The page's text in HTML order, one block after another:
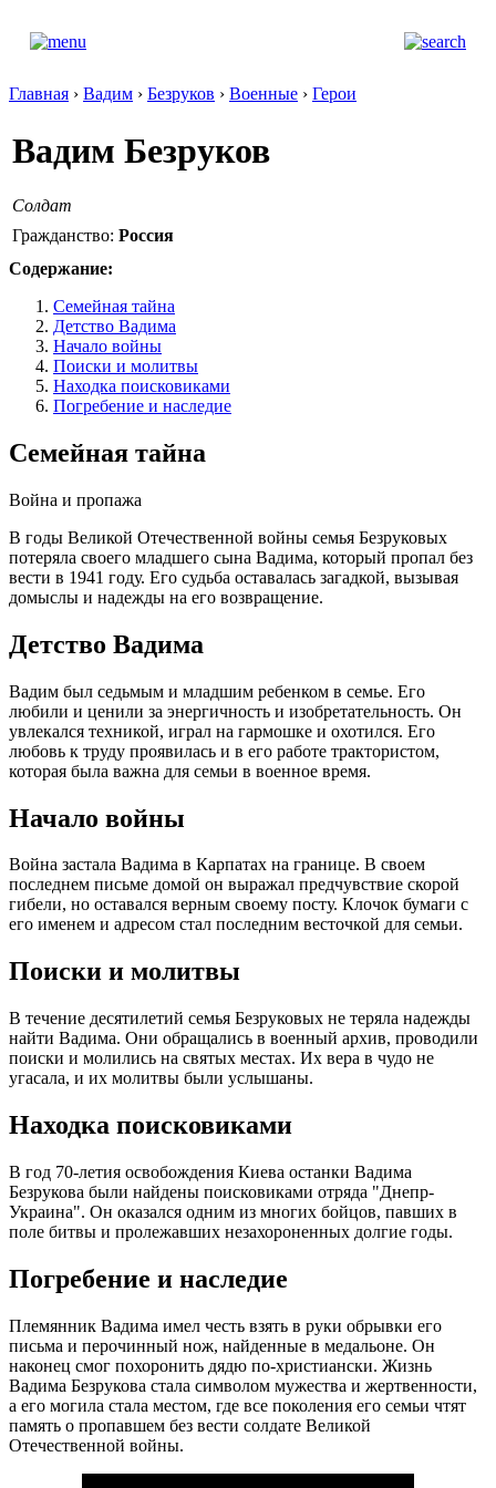
Главная › Вадим › Безруков › Военные › Герои
Вадим Безруков
Солдат
Гражданство: Россия
Содержание:
Семейная тайна
Детство Вадима
Начало войны
Поиски и молитвы
Находка поисковиками
Погребение и наследие
Семейная тайна
Война и пропажа
В годы Великой Отечественной войны семья Безруковых
потеряла своего младшего сына Вадима, который пропал без
вести в 1941 году. Его судьба оставалась загадкой, вызывая
домыслы и надежды на его возвращение.
Детство Вадима
Вадим был седьмым и младшим ребенком в семье. Его
любили и ценили за энергичность и изобретательность. Он
увлекался техникой, играл на гармошке и охотился. Его
любовь к труду проявилась и в его работе трактористом,
которая была важна для семьи в военное время.
Начало войны
Война застала Вадима в Карпатах на границе. В своем
последнем письме домой он выражал предчувствие скорой
гибели, но оставался верным своему посту. Клочок бумаги с
его именем и адресом стал последним весточкой для семьи.
Поиски и молитвы
В течение десятилетий семья Безруковых не теряла надежды
найти Вадима. Они обращались в военный архив, проводили
поиски и молились на святых местах. Их вера в чудо не
угасала, и их молитвы были услышаны.
Находка поисковиками
В год 70-летия освобождения Киева останки Вадима
Безрукова были найдены поисковиками отряда "Днепр-
Украина". Он оказался одним из многих бойцов, павших в
поле битвы и пролежавших незахороненных долгие годы.
Погребение и наследие
Племянник Вадима имел честь взять в руки обрывки его
письма и перочинный нож, найденные в медальоне. Он
наконец смог похоронить дядю по-христиански. Жизнь
Вадима Безрукова стала символом мужества и жертвенности,
а его могила стала местом, где все поколения его семьи чтят
память о пропавшем без вести солдате Великой
Отечественной войны.